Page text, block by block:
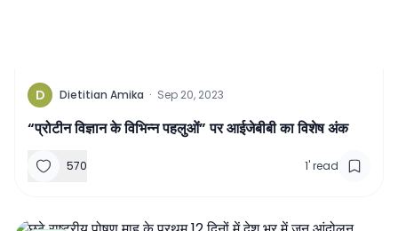
D Dietitian Amika · Sep 20, 2023
“प्रोटीन विज्ञान के विभिन्न पहलुओं” पर आईजेबीबी का विशेष अंक
570 1'read